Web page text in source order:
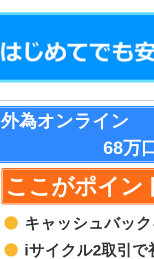
外為オンライン
68万
ここがポイン
キャッシュバッ
iサイクル2取引で